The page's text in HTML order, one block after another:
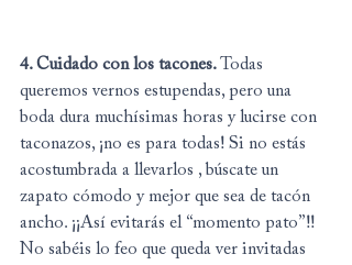
4. Cuidado con los tacones. Todas
queremos vernos estupendas, pero una
boda dura muchísimas horas y lucirse con
taconazos, ¡no es para todas! Si no estás
acostumbrada a llevarlos , búscate un
zapato cómodo y mejor que sea de tacón
ancho. ¡¡Así evitarás el “momento pato”!!
No sabéis lo feo que queda ver invitadas